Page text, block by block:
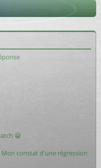
😀
constat d'une régression